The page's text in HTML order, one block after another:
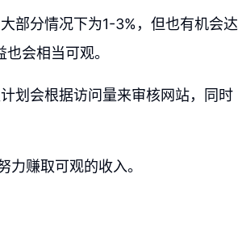
部分情况下为1-3%，但也有机会达
会相当可观。
划会根据访问量来审核网站，同时
赚取可观的收入。